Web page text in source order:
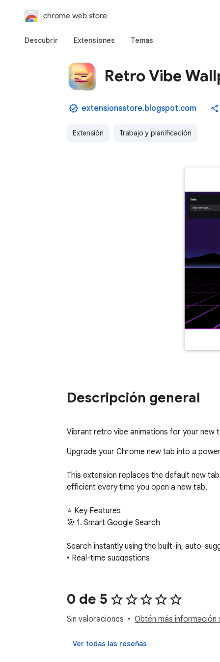
chrome web store
Descubrir Extensiones Temas
Retro Vibe
extensionsstore.blogspot.com
Extensión Trabajo y planificación
Descripción general
Vibrant retro vibe animations for your new
Upgrade your Chrome new tab into a
This extension replaces the default new
efficient every time you open a new tab.
⭐ Key Features
🎯 1. Smart Google Search
Search instantly using the built-in, auto-
• Real-time suggestions
• Keyboard-friendly interaction
⭐ 2. Customizable Widgets & Controls
✓ Show/hide time
0 de 5
Sin valoraciones Obtén más información
Ver todas las reseñas